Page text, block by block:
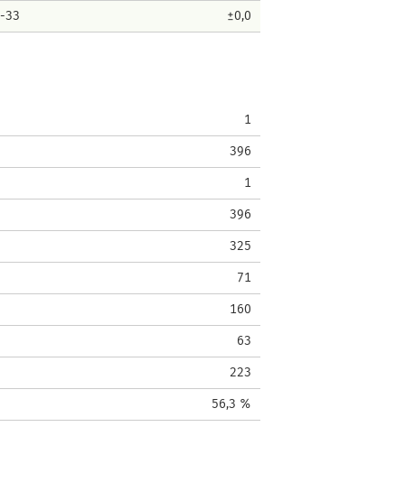
-33 ±0,0
1
396
1
396
325
71
160
63
223
56,3 %